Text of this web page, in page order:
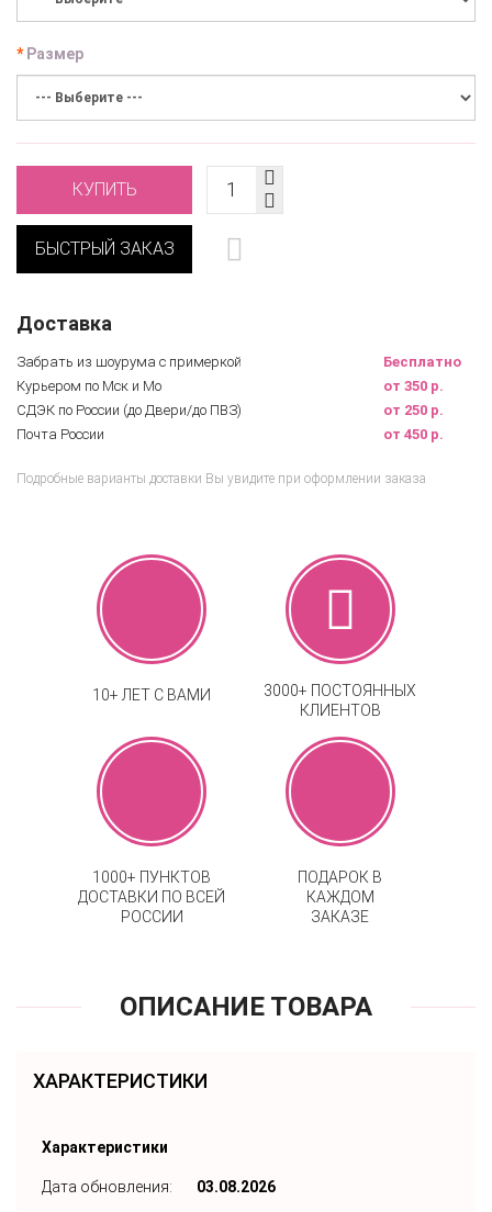
Размер
КУПИТЬ
БЫСТРЫЙ ЗАКАЗ
Доставка
Забрать из шоурума с примеркой
Бесплатно
Курьером по Мск и Мо
от 350 р.
СДЭК по России (до Двери/до ПВЗ)
от 250 р.
Почта России
от 450 р.
Подробные варианты доставки Вы увидите при оформлении заказа
10+ ЛЕТ С ВАМИ
3000+ ПОСТОЯННЫХ
КЛИЕНТОВ
1000+ ПУНКТОВ
ДОСТАВКИ ПО ВСЕЙ
РОССИИ
ПОДАРОК В
КАЖДОМ
ЗАКАЗЕ
ОПИСАНИЕ ТОВАРА
ХАРАКТЕРИСТИКИ
Характеристики
Дата обновления: 03.08.2026